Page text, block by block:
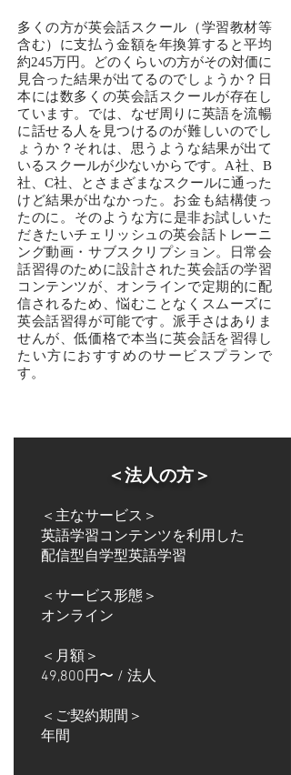
多くの方が英会話スクール（学習教材等
含む）に支払う金額を年換算すると平均
約245万円。どのくらいの方がその対価に
見合った結果が出てるのでしょうか？日
本には数多くの英会話スクールが存在し
ています。では、なぜ周りに英語を流暢
に話せる人を見つけるのが難しいのでし
ょうか？それは、思うような結果が出て
いるスクールが少ないからです。A社、B
社、C社、とさまざまなスクールに通った
けど結果が出なかった。お金も結構使っ
たのに。​そのような方に是非お試しいた
だきたいチェリッシュの英会話トレーニ
ング動画・サブスクリプション。日常会
話習得のために設計された英会話の学習
コンテンツが、オンラインで定期的に配
信されるため、悩むことなくスムーズに
英会話習得が可能です。派手さはありま
せんが、低価格で本当に英会話を習得し
たい方におすすめのサービスプランで
す。
＜法人の方＞
＜主なサービス＞
​英語学習コンテンツを利用した
配信型自学型英語学習
＜サービス形態＞
オンライン
＜月額＞
49,800円〜 / 法人
＜ご契約期間＞
年間